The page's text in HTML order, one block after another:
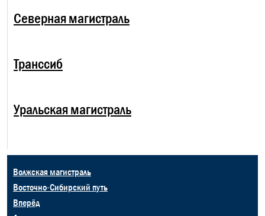
Северная магистраль
Транссиб
Уральская магистраль
Волжская магистраль
Восточно-Сибирский путь
Вперёд